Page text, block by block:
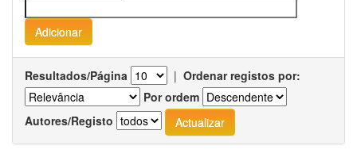
Resultados/Página | Ordenar registos por:
Por ordem
Autores/Registo